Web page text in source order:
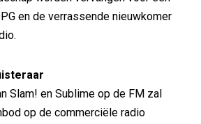
en de verrassende nieuwkomer
Slam! en Sublime op de FM zal
op de commerciële radio